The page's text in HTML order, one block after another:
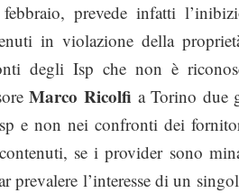
febbraio, prevede infatti
in violazione della
degli Isp che non è
Marco Ricolfi a Torino due
e non nei confronti dei
se i provider sono
prevalere l’interesse di un